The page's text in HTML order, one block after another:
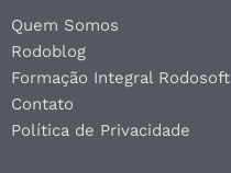
Quem Somos
Rodoblog
Formação Integral Rodosoft
Contato
Política de Privacidade